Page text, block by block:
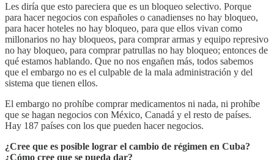
Les diría que esto pareciera que es un bloqueo selectivo. Porque
para hacer negocios con españoles o canadienses no hay bloqueo,
para hacer hoteles no hay bloqueo, para que ellos vivan como
millonarios no hay bloqueos, para comprar armas y equipo represivo
no hay bloqueo, para comprar patrullas no hay bloqueo; entonces de
qué estamos hablando. Que no nos engañen más, todos sabemos
que el embargo no es el culpable de la mala administración y del
sistema que tienen ellos.
El embargo no prohíbe comprar medicamentos ni nada, ni prohíbe
que se hagan negocios con México, Canadá y el resto de países.
Hay 187 países con los que pueden hacer negocios.
¿Cree que es posible lograr el cambio de régimen en Cuba?
¿Cómo cree que se pueda dar?